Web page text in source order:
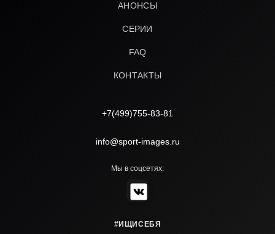
АНОНСЫ
СЕРИИ
FAQ
КОНТАКТЫ
+7(499)755-83-81
info@sport-images.ru
Мы в соцсетях:
#ИЩИСЕБЯ